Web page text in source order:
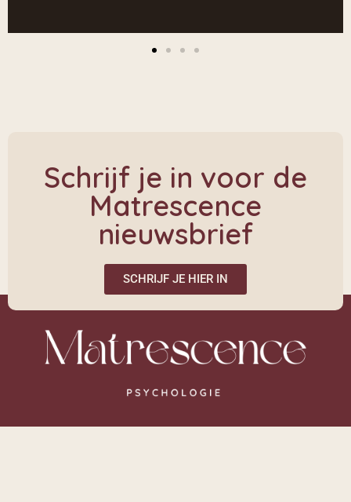
Schrijf je in voor de
Matrescence
nieuwsbrief
SCHRIJF JE HIER IN